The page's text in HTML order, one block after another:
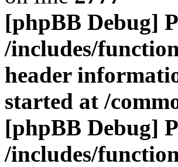
[phpBB Debug]
/includes/
header
started at /
[phpBB Debug]
/includes/